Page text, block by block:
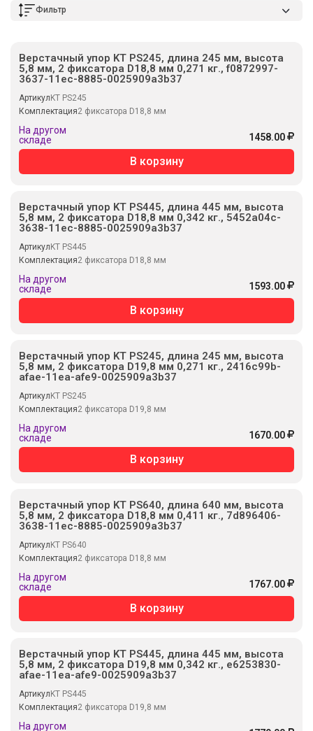
Фильтр
Верстачный упор KT PS245, длина 245 мм, высота
5,8 мм, 2 фиксатора D18,8 мм 0,271 кг., f0872997-
3637-11ec-8885-0025909a3b37
АртикулKT PS245
Комплектация2 фиксатора D18,8 мм
На другом
складе
1458.00
В корзину
Верстачный упор KT PS445, длина 445 мм, высота
5,8 мм, 2 фиксатора D18,8 мм 0,342 кг., 5452a04c-
3638-11ec-8885-0025909a3b37
АртикулKT PS445
Комплектация2 фиксатора D18,8 мм
На другом
складе
1593.00
В корзину
Верстачный упор KT PS245, длина 245 мм, высота
5,8 мм, 2 фиксатора D19,8 мм 0,271 кг., 2416c99b-
afae-11ea-afe9-0025909a3b37
АртикулKT PS245
Комплектация2 фиксатора D19,8 мм
На другом
складе
1670.00
В корзину
Верстачный упор KT PS640, длина 640 мм, высота
5,8 мм, 2 фиксатора D18,8 мм 0,411 кг., 7d896406-
3638-11ec-8885-0025909a3b37
АртикулKT PS640
Комплектация2 фиксатора D18,8 мм
На другом
складе
1767.00
В корзину
Верстачный упор KT PS445, длина 445 мм, высота
5,8 мм, 2 фиксатора D19,8 мм 0,342 кг., e6253830-
afae-11ea-afe9-0025909a3b37
АртикулKT PS445
Комплектация2 фиксатора D19,8 мм
На другом